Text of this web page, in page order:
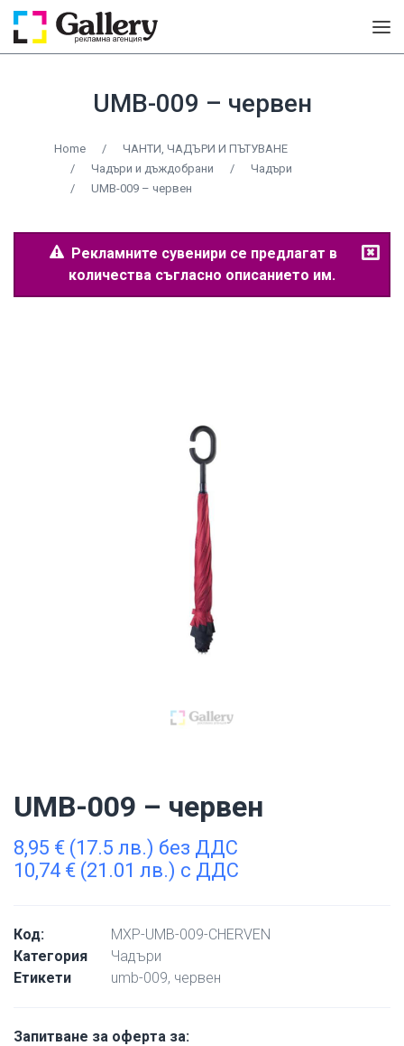
UMB-009 – червен
Home /
ЧАНТИ, ЧАДЪРИ И ПЪТУВАНЕ
/
Чадъри и дъждобрани /
Чадъри
/
UMB-009 – червен
Рекламните сувенири се предлагат в
количества съгласно описанието им.
UMB-009 – червен
8,95 € (17.5 лв.) без ДДС
10,74 € (21.01 лв.) с ДДС
Код:
MXP-UMB-009-CHERVEN
Категория
Чадъри
Етикети
umb-009, червен
Запитване за оферта за: